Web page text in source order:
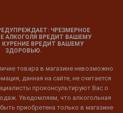
ЧРЕЗМЕРНОЕ
АЛКОГОЛЯ ВРЕДИТ ВАШЕМУ
ВРЕДИТ ВАШЕМУ
ЗДОРОВЬЮ.
товара в магазине невозможно
данная на сайте, не считается
проконсультируют Вас о
Уведомляем, что алкогольная
приобретена только в магазине